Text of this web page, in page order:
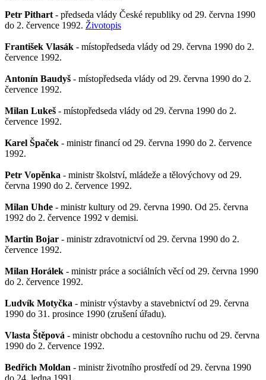
Petr Pithart - předseda vlády České republiky od 29. června 1990
do 2. července 1992. Životopis
František Vlasák - místopředseda vlády od 29. června 1990 do 2.
července 1992.
Antonín Baudyš - místopředseda vlády od 29. června 1990 do 2.
července 1992.
Milan Lukeš - místopředseda vlády od 29. června 1990 do 2.
července 1992.
Karel Špaček - ministr financí od 29. června 1990 do 2. července
1992.
Petr Vopěnka - ministr školství, mládeže a tělovýchovy od 29.
června 1990 do 2. července 1992.
Milan Uhde - ministr kultury od 29. června 1990. Od 25. června
1992 do 2. července 1992 v demisi.
Martin Bojar - ministr zdravotnictví od 29. června 1990 do 2.
července 1992.
Milan Horálek - ministr práce a sociálních věcí od 29. června 1990
do 2. července 1992.
Ludvík Motyčka - ministr výstavby a stavebnictví od 29. června
1990 do 31. prosince 1990 (zrušení úřadu).
Vlasta Štěpová - ministr obchodu a cestovního ruchu od 29. června
1990 do 2. července 1992.
Bedřich Moldan - ministr životního prostředí od 29. června 1990
do 24. ledna 1991.